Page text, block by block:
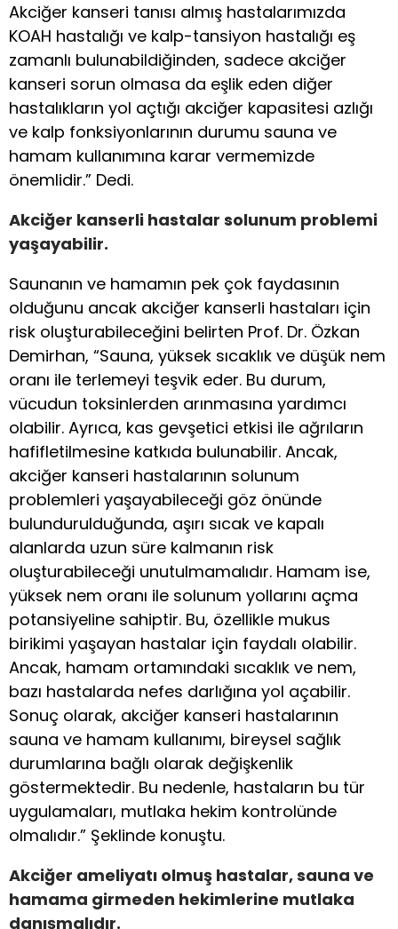
Akciğer kanseri tanısı almış hastalarımızda
KOAH hastalığı ve kalp-tansiyon hastalığı eş
zamanlı bulunabildiğinden, sadece akciğer
kanseri sorun olmasa da eşlik eden diğer
hastalıkların yol açtığı akciğer kapasitesi azlığı
ve kalp fonksiyonlarının durumu sauna ve
hamam kullanımına karar vermemizde
önemlidir.” Dedi.
Akciğer kanserli hastalar solunum problemi
yaşayabilir.
Saunanın ve hamamın pek çok faydasının
olduğunu ancak akciğer kanserli hastaları için
risk oluşturabileceğini belirten Prof. Dr. Özkan
Demirhan, “Sauna, yüksek sıcaklık ve düşük nem
oranı ile terlemeyi teşvik eder. Bu durum,
vücudun toksinlerden arınmasına yardımcı
olabilir. Ayrıca, kas gevşetici etkisi ile ağrıların
hafifletilmesine katkıda bulunabilir. Ancak,
akciğer kanseri hastalarının solunum
problemleri yaşayabileceği göz önünde
bulundurulduğunda, aşırı sıcak ve kapalı
alanlarda uzun süre kalmanın risk
oluşturabileceği unutulmamalıdır. Hamam ise,
yüksek nem oranı ile solunum yollarını açma
potansiyeline sahiptir. Bu, özellikle mukus
birikimi yaşayan hastalar için faydalı olabilir.
Ancak, hamam ortamındaki sıcaklık ve nem,
bazı hastalarda nefes darlığına yol açabilir.
Sonuç olarak, akciğer kanseri hastalarının
sauna ve hamam kullanımı, bireysel sağlık
durumlarına bağlı olarak değişkenlik
göstermektedir. Bu nedenle, hastaların bu tür
uygulamaları, mutlaka hekim kontrolünde
olmalıdır.” Şeklinde konuştu.
Akciğer ameliyatı olmuş hastalar, sauna ve
hamama girmeden hekimlerine mutlaka
danışmalıdır.